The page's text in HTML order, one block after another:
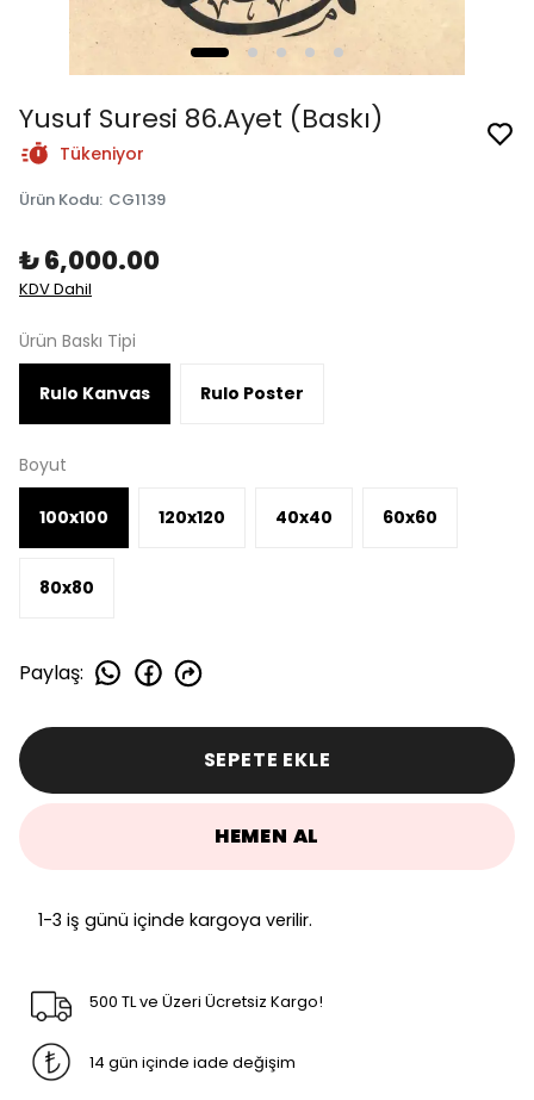
Yusuf Suresi 86.Ayet (Baskı)
Tükeniyor
Ürün Kodu: CG1139
₺ 6,000.00
KDV Dahil
Ürün Baskı Tipi
Rulo Kanvas Rulo Poster
Boyut
100x100 120x120 40x40 60x60
80x80
Paylaş:
SEPETE EKLE
HEMEN AL
1-3 iş günü içinde kargoya verilir.
500 TL ve Üzeri Ücretsiz Kargo!
14 gün içinde iade değişim